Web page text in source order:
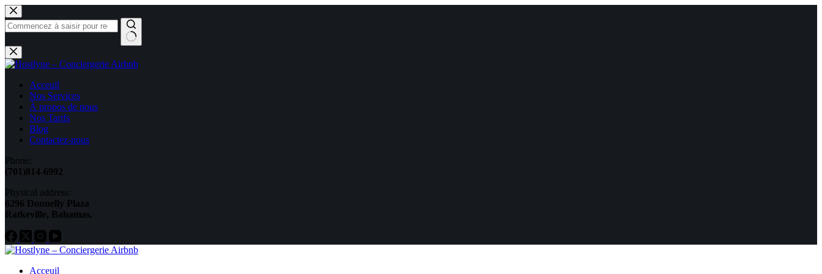
Acceuil
Nos Services
À propos de nous
Nos Tarifs
Blog
Contactez-nous
Phone:
(701)814-6992
Physical address:
​6296 Donnelly Plaza
Ratkeville, ​Bahamas.
Acceuil